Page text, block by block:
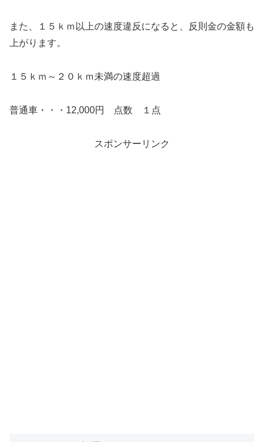
また、１５ｋｍ以上の速度違反になると、反則金の金額も
上がります。
１５ｋｍ～２０ｋｍ未満の速度超過
普通車・・・12,000円 点数 １点
スポンサーリンク